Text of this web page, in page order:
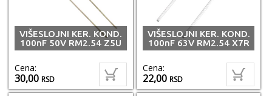
VIŠESLOJNI KER. KOND.
100nF 50V RM2.54 Z5U
Cena:
30,00RSD
VIŠESLOJNI KER. KOND.
100nF 63V RM2.54 X7R
Cena:
22,00RSD